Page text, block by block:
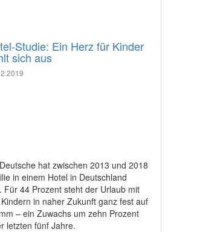
Studie: Ein Herz für Kinder
sich aus
hat zwischen 2013 und 2018
in einem Hotel in Deutschland
Für 44 Prozent steht der Urlaub mit
in naher Zukunft ganz fest auf
– ein Zuwachs um zehn Prozent
letzten fünf Jahre.